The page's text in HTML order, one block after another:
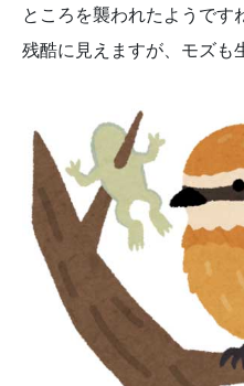
ところを襲われたようです
残酷に見えますが、モズも